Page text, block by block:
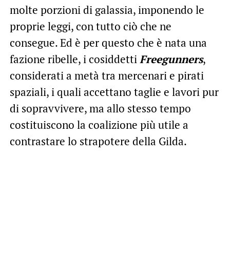
molte porzioni di galassia, imponendo le
proprie leggi, con tutto ciò che ne
consegue. Ed è per questo che è nata una
fazione ribelle, i cosiddettiFreegunners,
considerati a metà tra mercenari e pirati
spaziali, i quali accettano taglie e lavori pur
di sopravvivere, ma allo stesso tempo
costituiscono la coalizione più utile a
contrastare lo strapotere della Gilda.